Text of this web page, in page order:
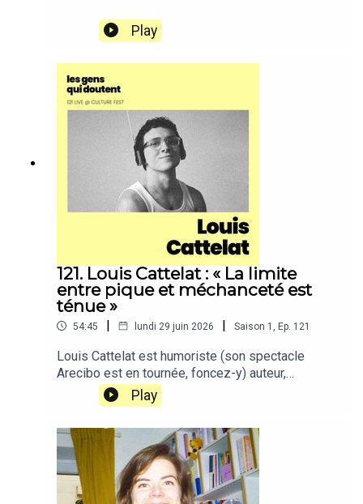
Play
121. Louis Cattelat : « La limite
entre pique et méchanceté est
ténue »
54:45 | lundi 29 juin 2026 | Saison 1 Ep. 121
Louis Cattelat est humoriste (son spectacle
Arecibo est en tournée, foncez-y) auteur,
réalisateur & chroniqueur dans l’émission
Quotidien.Dans cet épisode, enregistré en public
humoriste un peu par hasardde la pression que
c’est de faire des chroniques dans Quotidiende
l’espace, les aigles & des aliens (big up si vous
nous écoutez)du fait qu’il est très curieux et se
Play